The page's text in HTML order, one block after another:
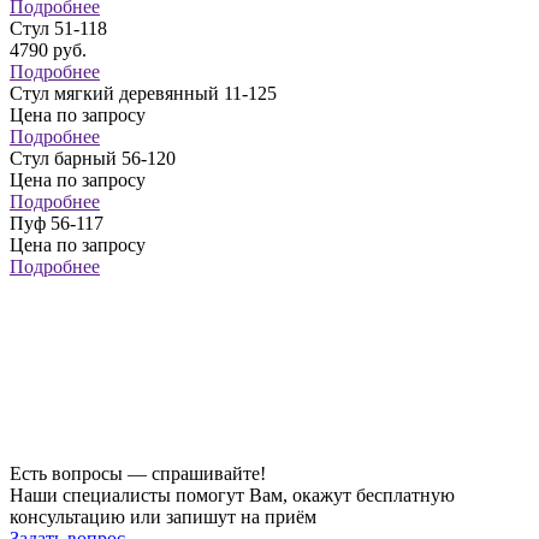
Подробнее
Стул 51-118
4790 руб.
Подробнее
Стул мягкий деревянный 11-125
Цена по запросу
Подробнее
Стул барный 56-120
Цена по запросу
Подробнее
Пуф 56-117
Цена по запросу
Подробнее
Есть вопросы — спрашивайте!
Наши специалисты помогут Вам, окажут бесплатную
консультацию или запишут на приём